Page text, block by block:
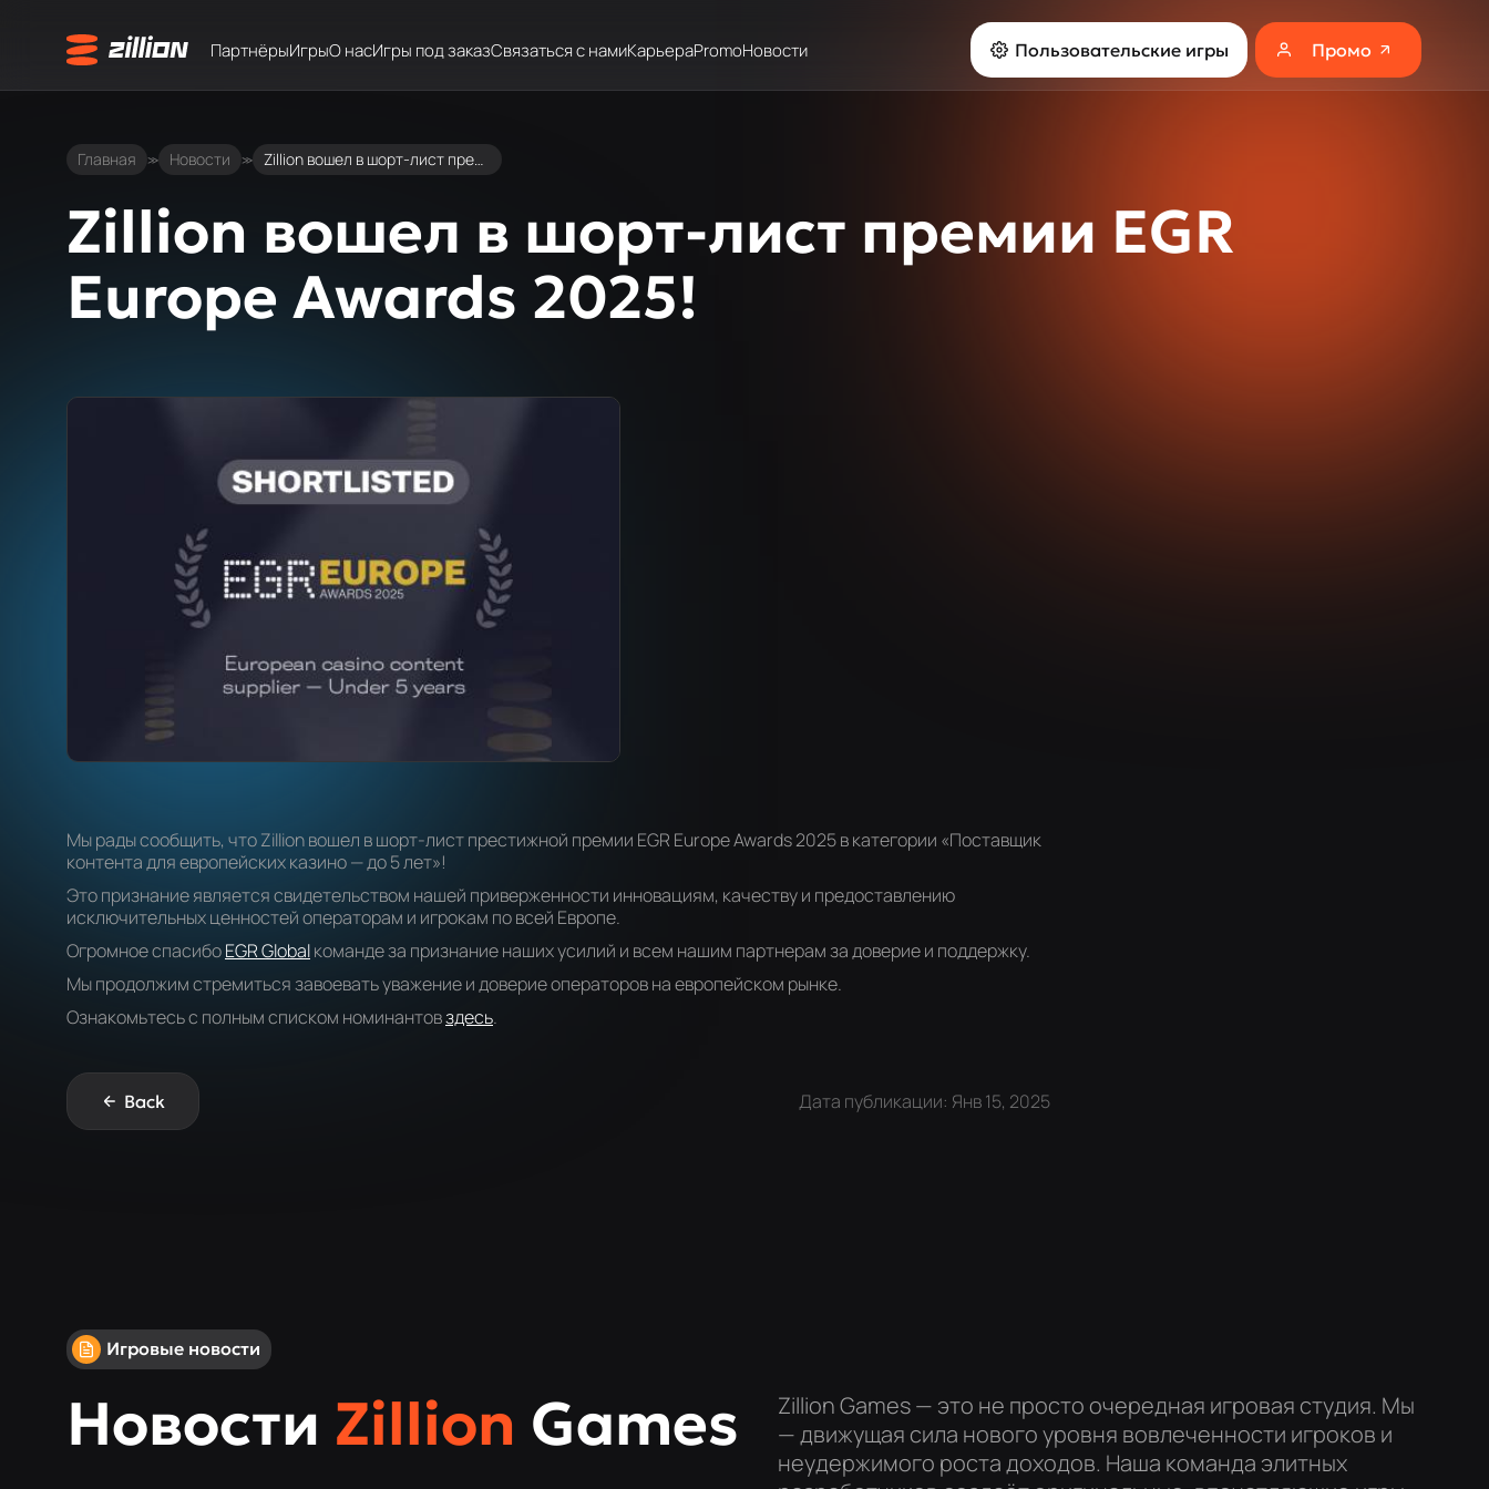
ПартнёрыИгрыО насИгры под заказСвязаться с намиКарьераPromoНовости Пользовательские игры Промо
Главная ≫ Новости ≫ Zillion вошел в шорт-лист премии EGR Europe Awards 2025!
Zillion вошел в шорт-лист премии EGR
Europe Awards 2025!
Мы рады сообщить, что Zillion вошел в шорт-лист престижной премии EGR Europe Awards 2025 в категории «Поставщик
контента для европейских казино — до 5 лет»!
Это признание является свидетельством нашей приверженности инновациям, качеству и предоставлению
исключительных ценностей операторам и игрокам по всей Европе.
Огромное спасибоEGR Globalкоманде за признание наших усилий и всем нашим партнерам за доверие и поддержку.
Мы продолжим стремиться завоевать уважение и доверие операторов на европейском рынке.
Ознакомьтесь с полным списком номинантовздесь.
Back Дата публикации: Янв 15, 2025
Игровые новости
Новости Zillion Games
Zillion Games — это не просто очередная игровая студия. Мы
— движущая сила нового уровня вовлеченности игроков и
неудержимого роста доходов. Наша команда элитных